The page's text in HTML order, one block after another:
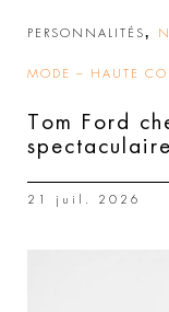
PERSONNALITÉS,
MODE – HAUTE
Tom Ford
21 juil. 2026